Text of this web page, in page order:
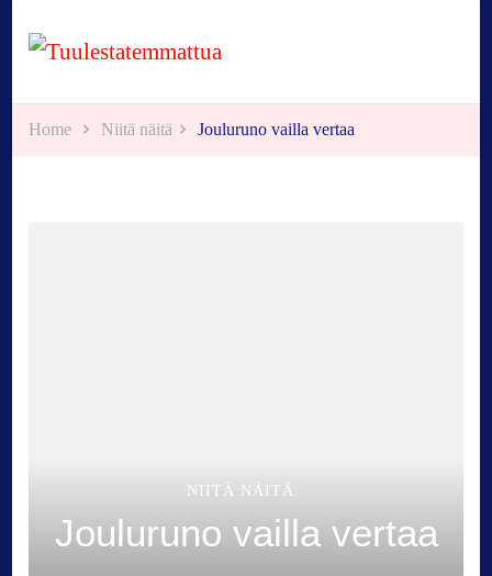
Tuulestatemmattua
Home Niitä näitä Jouluruno vailla vertaa
NIITÄ NÄITÄ
Jouluruno vailla vertaa